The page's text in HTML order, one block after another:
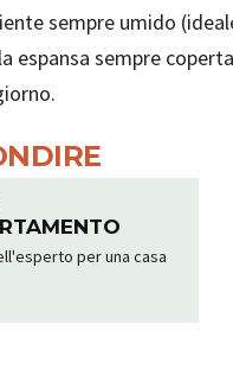
sempre umido
espansa sempre
per una casa